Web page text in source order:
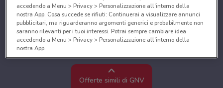
Offerte simili di GNV
accedendo a Menu > Privacy > Personalizzazione all'interno della
nostra App. Cosa succede se rifiuti: Continuerai a visualizzare annunci
pubblicitari, ma riguarderanno argomenti generici e probabilmente non
saranno rilevanti per i tuoi interessi. Potrai sempre cambiare idea
accedendo a Menu > Privacy > Personalizzazione all'interno della
nostra App.
Noi e i nostri partner trattiamo i dati per fornire:
Utilizzare dati di geolocalizzazione precisi. Scansione attiva delle
caratteristiche del dispositivo ai fini dell’identificazione. Archiviare